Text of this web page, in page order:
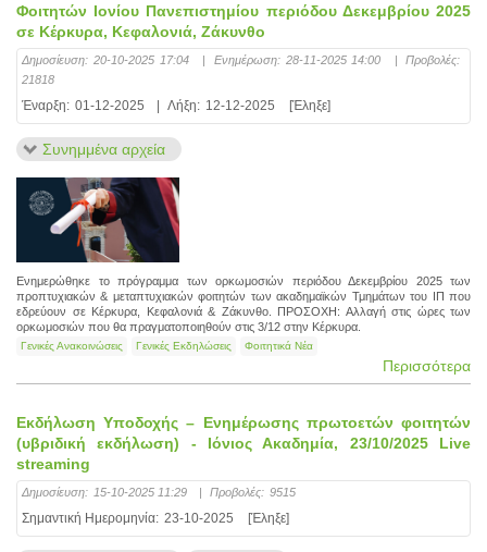
Φοιτητών Ιονίου Πανεπιστημίου περιόδου Δεκεμβρίου 2025
σε Κέρκυρα, Κεφαλονιά, Ζάκυνθο
Δημοσίευση: 20-10-2025 17:04 | Ενημέρωση: 28-11-2025 14:00 |
Προβολές:
21818
Έναρξη: 01-12-2025 Λήξη: 12-12-2025 [Έληξε]
Συνημμένα αρχεία
Ενημερώθηκε το πρόγραμμα των ορκωμοσιών περιόδου Δεκεμβρίου 2025 των
προπτυχιακών & μεταπτυχιακών φοιτητών των ακαδημαϊκών Τμημάτων του ΙΠ που
εδρεύουν σε Κέρκυρα, Κεφαλονιά & Ζάκυνθο. ΠΡΟΣΟΧΗ: Αλλαγή στις ώρες των
ορκωμοσιών που θα πραγματοποιηθούν στις 3/12 στην Κέρκυρα.
Γενικές Ανακοινώσεις Γενικές Εκδηλώσεις Φοιτητικά Νέα
Περισσότερα
Εκδήλωση Υποδοχής – Ενημέρωσης πρωτοετών φοιτητών
(υβριδική εκδήλωση) - Ιόνιος Ακαδημία, 23/10/2025 Live
streaming
Δημοσίευση: 15-10-2025 11:29 | Προβολές: 9515
Σημαντική Ημερομηνία: 23-10-2025 [Έληξε]